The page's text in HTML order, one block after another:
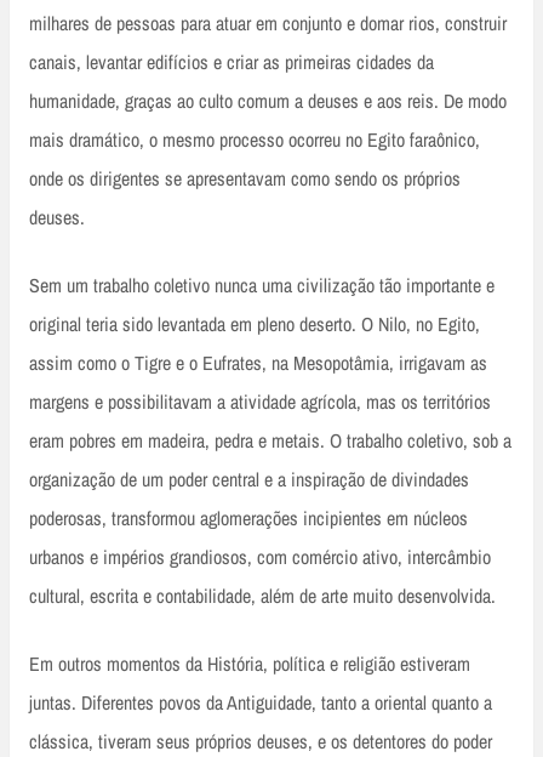
milhares de pessoas para atuar em conjunto e domar rios, construir
canais, levantar edifícios e criar as primeiras cidades da
humanidade, graças ao culto comum a deuses e aos reis. De modo
mais dramático, o mesmo processo ocorreu no Egito faraônico,
onde os dirigentes se apresentavam como sendo os próprios
deuses.
Sem um trabalho coletivo nunca uma civilização tão importante e
original teria sido levantada em pleno deserto. O Nilo, no Egito,
assim como o Tigre e o Eufrates, na Mesopotâmia, irrigavam as
margens e possibilitavam a atividade agrícola, mas os territórios
eram pobres em madeira, pedra e metais. O trabalho coletivo, sob a
organização de um poder central e a inspiração de divindades
poderosas, transformou aglomerações incipientes em núcleos
urbanos e impérios grandiosos, com comércio ativo, intercâmbio
cultural, escrita e contabilidade, além de arte muito desenvolvida.
Em outros momentos da História, política e religião estiveram
juntas. Diferentes povos da Antiguidade, tanto a oriental quanto a
clássica, tiveram seus próprios deuses, e os detentores do poder